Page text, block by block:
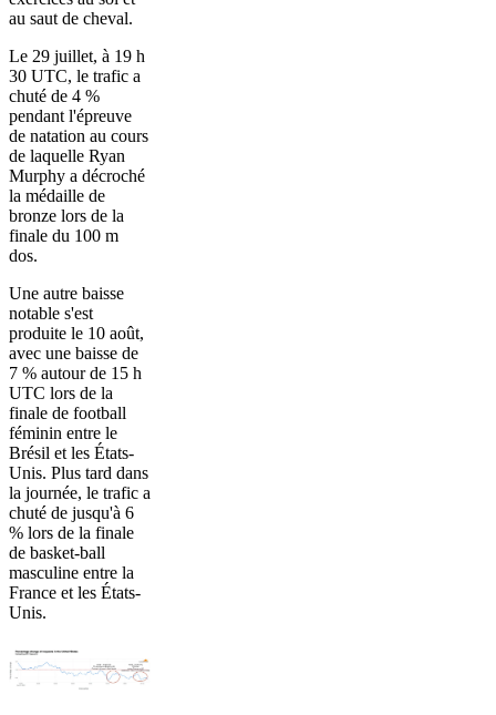
au saut de cheval.
Le 29 juillet, à 19 h
30 UTC, le trafic a
chuté de 4 %
pendant l'épreuve
de natation au cours
de laquelle Ryan
Murphy a décroché
la médaille de
bronze lors de la
finale du 100 m
dos.
Une autre baisse
notable s'est
produite le 10 août,
avec une baisse de
7 % autour de 15 h
UTC lors de la
finale de football
féminin entre le
Brésil et les États-
Unis. Plus tard dans
la journée, le trafic a
chuté de jusqu'à 6
% lors de la finale
de basket-ball
masculine entre la
France et les États-
Unis.